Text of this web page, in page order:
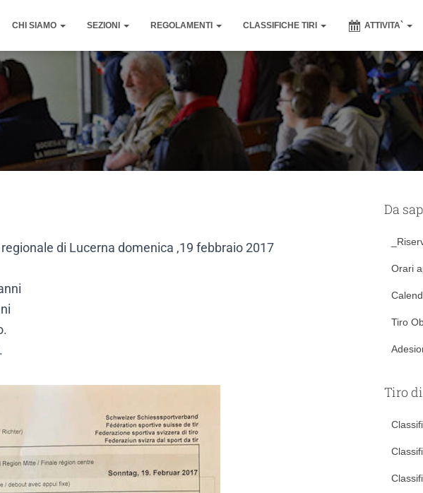
CHI SIAMO SEZIONI REGOLAMENTI CLASSIFICHE TIRI ATTIVITA`
di Lucerna domenica ,19 febbraio 2017
Da
Orari
Tiro
Tiro